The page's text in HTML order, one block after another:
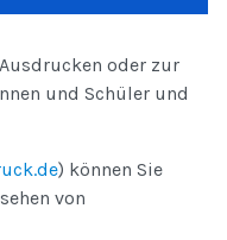
oder zur
und Schüler und
) können Sie
von